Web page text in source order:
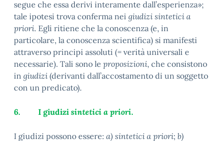
segue che essa derivi interamente dall’esperienza»;
tale ipotesi trova conferma nei giudizi sintetici a
priori. Egli ritiene che la conoscenza (e, in
particolare, la conoscenza scientifica) si manifesti
attraverso principi assoluti (= verità universali e
necessarie). Tali sono le proposizioni, che consistono
in giudizi (derivanti dall’accostamento di un soggetto
con un predicato).
6. I giudizi sintetici a priori.
I giudizi possono essere: a) sintetici a priori; b)